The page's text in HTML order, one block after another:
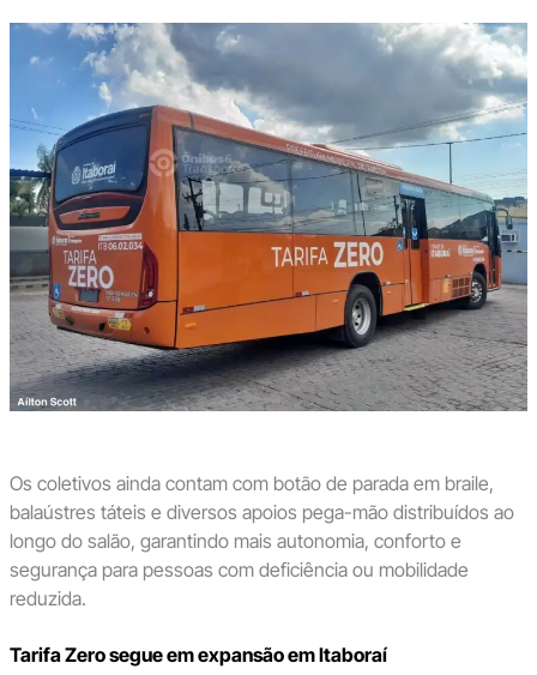
Os coletivos ainda contam com botão de parada em braile,
balaústres táteis e diversos apoios pega-mão distribuídos ao
longo do salão, garantindo mais autonomia, conforto e
segurança para pessoas com deficiência ou mobilidade
reduzida.
Tarifa Zero segue em expansão em Itaboraí